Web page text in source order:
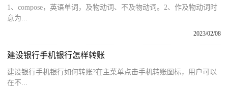
1、compose，英语单词，及物动词、不及物动词。2、作及物动词时
意为...
2023/02/08
建设银行手机银行怎样转账
建设银行手机银行如何转账?在主菜单点击手机转账图标，用户可以
在不...